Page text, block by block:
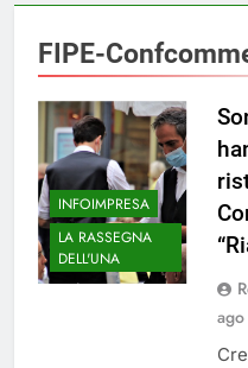
FIPE-
INFOIMPRESA
LA RASSEGNA
DELL'UNA
ago